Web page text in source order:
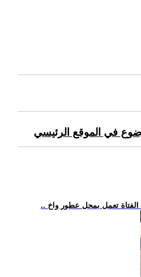
في الموقع الرئيسي
الفتاة تعمل بمحل عطور واخ